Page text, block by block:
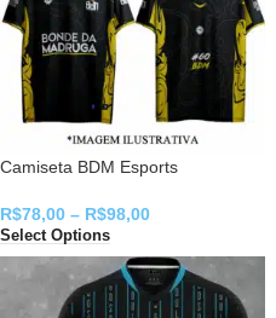
Camiseta BDM Esports
R$78,00 – R$98,00
Select Options